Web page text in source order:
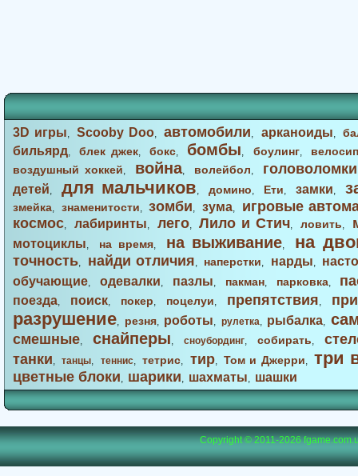
3D игры,Scooby Doo,автомобили, арканоиды,
бильярд,блек джек,бокс, бомбы, боулинг,
воздушный хоккей, война, волейбол, головоломки
детей, для мальчиков, домино, Ети, замки,
змейка, знаменитости,зомби, зума,
игровые
космос, лабиринты, лего,Лило и Стич,ловить,
мотоциклы, на время, на выживание, на
точность, найди отличия, наперстки, нарды,
обучающие, одевалки, пазлы, пакман, парковка,
поезда, поиск, покер, поцелуи, препятствия,
разрушение, резня, роботы, рулетка, рыбалка,
смешные, снайперы, сноубординг, собирать,
танки,танцы, теннис,тетрис, тир,Том и Джерри, три
цветные блоки, шарики, шахматы, шашки
Copyright © 2011-2026